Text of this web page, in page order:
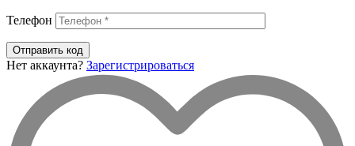
Телефон
Отправить код
Нет аккаунта? Зарегистрироваться